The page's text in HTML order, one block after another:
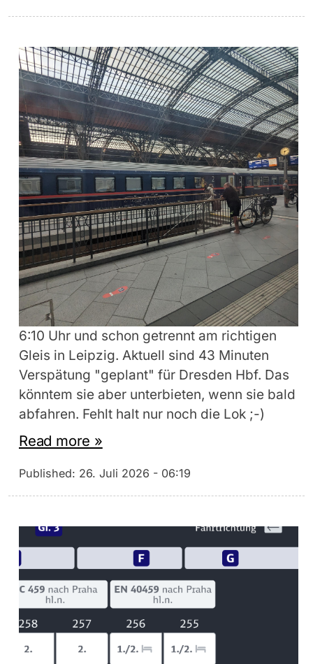
6:10 Uhr und schon getrennt am richtigen
Gleis in Leipzig. Aktuell sind 43 Minuten
Verspätung "geplant" für Dresden Hbf. Das
könntem sie aber unterbieten, wenn sie bald
abfahren. Fehlt halt nur noch die Lok ;-)
Read more »
Published: 26. Juli 2026 - 06:19